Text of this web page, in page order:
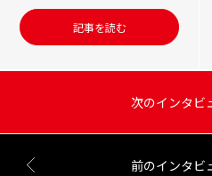
記事を読む
次のインタビ
前のインタビ